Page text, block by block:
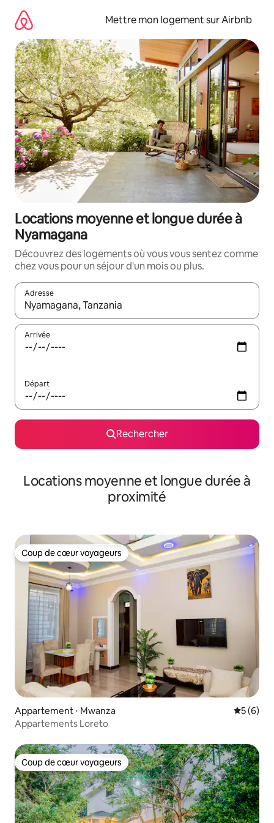
directement
contenu
Mettre mon logement sur Airbnb
Locations moyenne et longue durée à
Nyamagana
Découvrez des logements où vous vous sentez comme
chez vous pour un séjour d'un mois ou plus.
Adresse
Lorsque les résultats s'affichent, utilisez les flèches vers le
Arrivée
Départ
Rechercher
Locations moyenne et longue durée à
proximité
Coup de cœur voyageurs
Coup de cœur voyageurs
Appartement ⋅ Mwanza
5 (6)
Appartements Loreto
Coup de cœur voyageurs
Coup de cœur voyageurs